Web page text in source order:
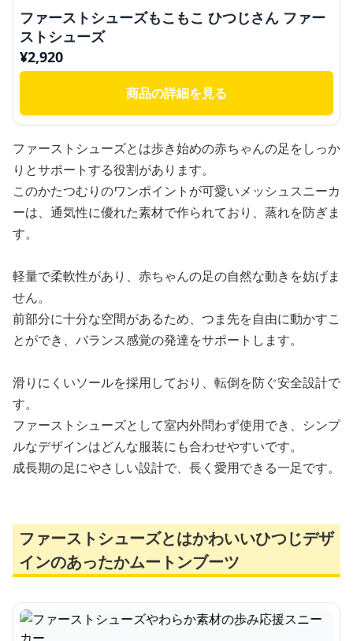
ファーストシューズもこもこ ひつじさん ファー
ストシューズ
¥2,920
商品の詳細を見る
ファーストシューズとは歩き始めの赤ちゃんの足をしっか
りとサポートする役割があります。
このかたつむりのワンポイントが可愛いメッシュスニーカ
ーは、通気性に優れた素材で作られており、蒸れを防ぎま
す。
軽量で柔軟性があり、赤ちゃんの足の自然な動きを妨げま
せん。
前部分に十分な空間があるため、つま先を自由に動かすこ
とができ、バランス感覚の発達をサポートします。
滑りにくいソールを採用しており、転倒を防ぐ安全設計で
す。
ファーストシューズとして室内外問わず使用でき、シンプ
ルなデザインはどんな服装にも合わせやすいです。
成長期の足にやさしい設計で、長く愛用できる一足です。
ファーストシューズとはかわいいひつじデザ
インのあったかムートンブーツ